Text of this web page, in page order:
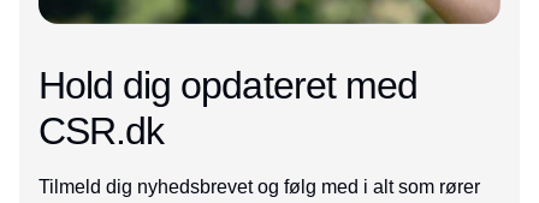
Hold dig opdateret med
CSR.dk
Tilmeld dig nyhedsbrevet og følg med i alt som rører